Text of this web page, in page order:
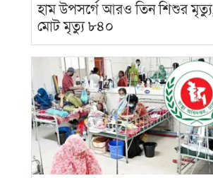
হাম উপসর্গে আরও তিন শিশুর
মোট মৃত্যু ৮৪০